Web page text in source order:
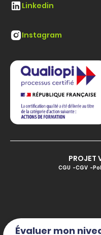
Évaluer mon
Linkedin
Instagram
PROJET
CGU CGV